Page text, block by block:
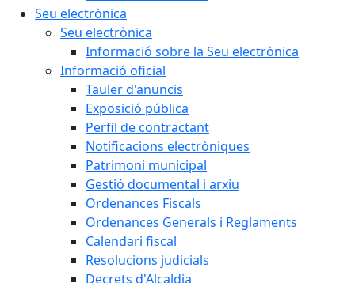
Seu electrònica
Seu electrònica
Informació sobre la Seu electrònica
Informació oficial
Tauler d'anuncis
Exposició pública
Perfil de contractant
Notificacions electròniques
Patrimoni municipal
Gestió documental i arxiu
Ordenances Fiscals
Ordenances Generals i Reglaments
Calendari fiscal
Resolucions judicials
Decrets d'Alcaldia